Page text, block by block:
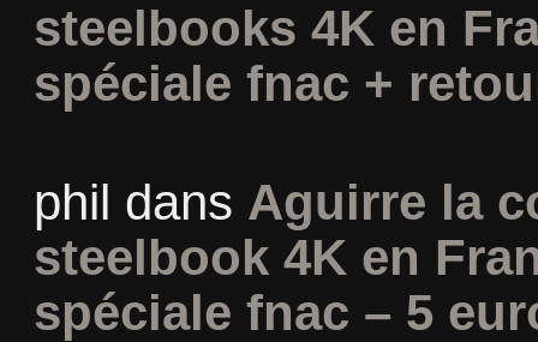
steelbooks 4K en
spéciale fnac +
phil dans Aguirre la
steelbook 4K en
spéciale fnac – 5